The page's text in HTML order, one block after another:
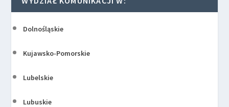
Dolnośląskie
Kujawsko-Pomorskie
Lubelskie
Lubuskie